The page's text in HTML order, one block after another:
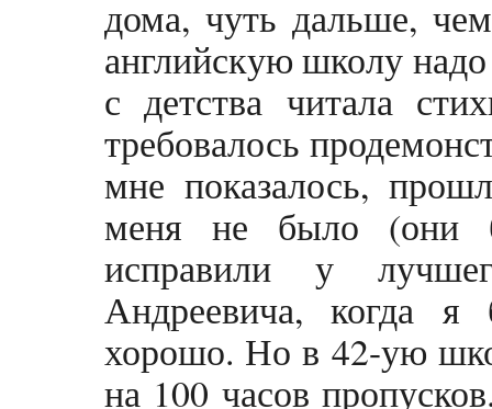
дома, чуть дальше,
английскую школу
с детства читала
требовалось
мне показалось,
меня не было (они
исправили у
Андреевича, когда
хорошо. Но в 42-ую
на 100 часов